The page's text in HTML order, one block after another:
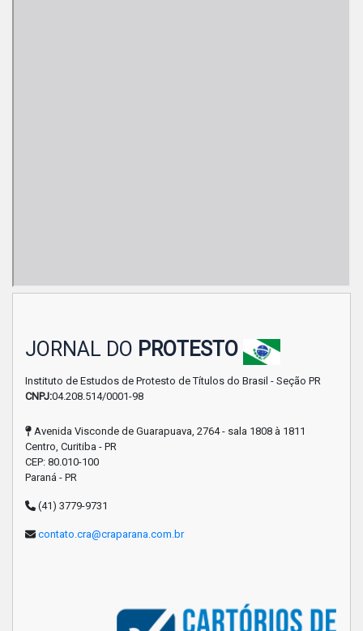
JORNAL DO PROTESTO
Instituto de Estudos de Protesto de Títulos do Brasil - Seção PR
CNPJ:04.208.514/0001-98
Avenida Visconde de Guarapuava, 2764 - sala 1808 à 1811
Centro, Curitiba - PR
CEP: 80.010-100
Paraná - PR
(41) 3779-9731
contato.cra@craparana.com.br